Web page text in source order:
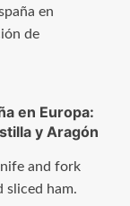
en Europa:
y Aragón